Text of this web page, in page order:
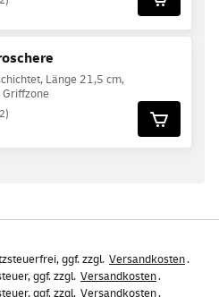
Länge 21,5 cm,
2)
ggf. zzgl. Versandkosten.
ggf. zzgl. Versandkosten.
ggf. zzgl. Versandkosten.